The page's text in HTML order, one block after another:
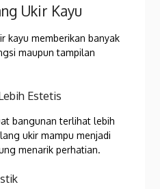
Ukir Kayu
kayu memberikan banyak
maupun tampilan
Estetis
bangunan terlihat lebih
ukir mampu menjadi
menarik perhatian.